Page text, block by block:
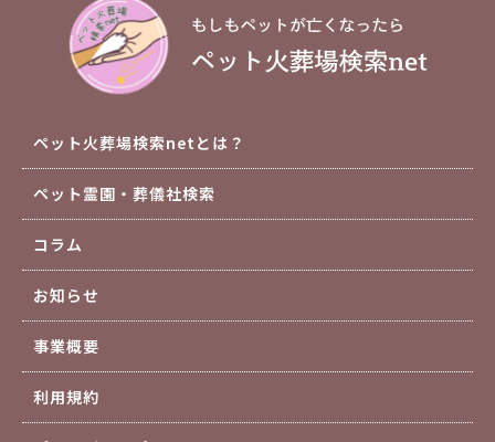
ペット火葬場検索netとは？
ペット霊園・葬儀社検索
コラム
お知らせ
事業概要
利用規約